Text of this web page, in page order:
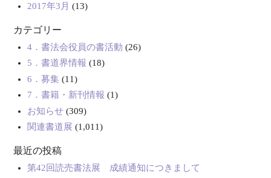
2017年3月 (13)
カテゴリー
4．書法会役員の書活動 (26)
5．書道界情報 (18)
6．募集(11)
7．書籍・新刊情報 (1)
お知らせ(309)
関連書道展 (1,011)
最近の投稿
第42回読売書法展 成績通知につきまして